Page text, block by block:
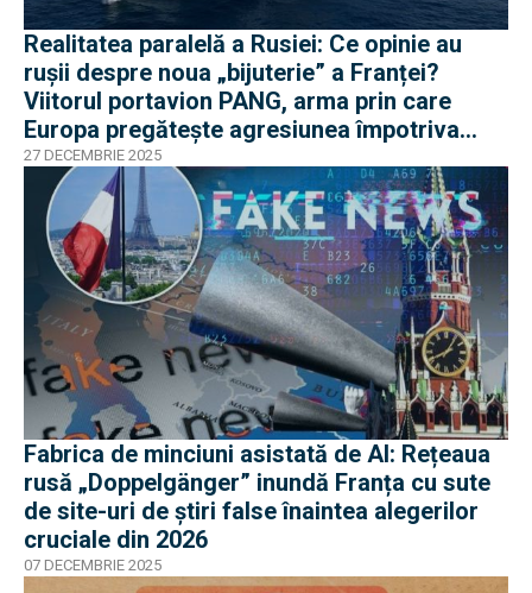
Realitatea paralelă a Rusiei: Ce opinie au
rușii despre noua „bijuterie” a Franței?
Viitorul portavion PANG, arma prin care
Europa pregătește agresiunea împotriva
Rusiei
27 DECEMBRIE 2025
Fabrica de minciuni asistată de AI: Rețeaua
rusă „Doppelgänger” inundă Franța cu sute
de site-uri de știri false înaintea alegerilor
cruciale din 2026
07 DECEMBRIE 2025